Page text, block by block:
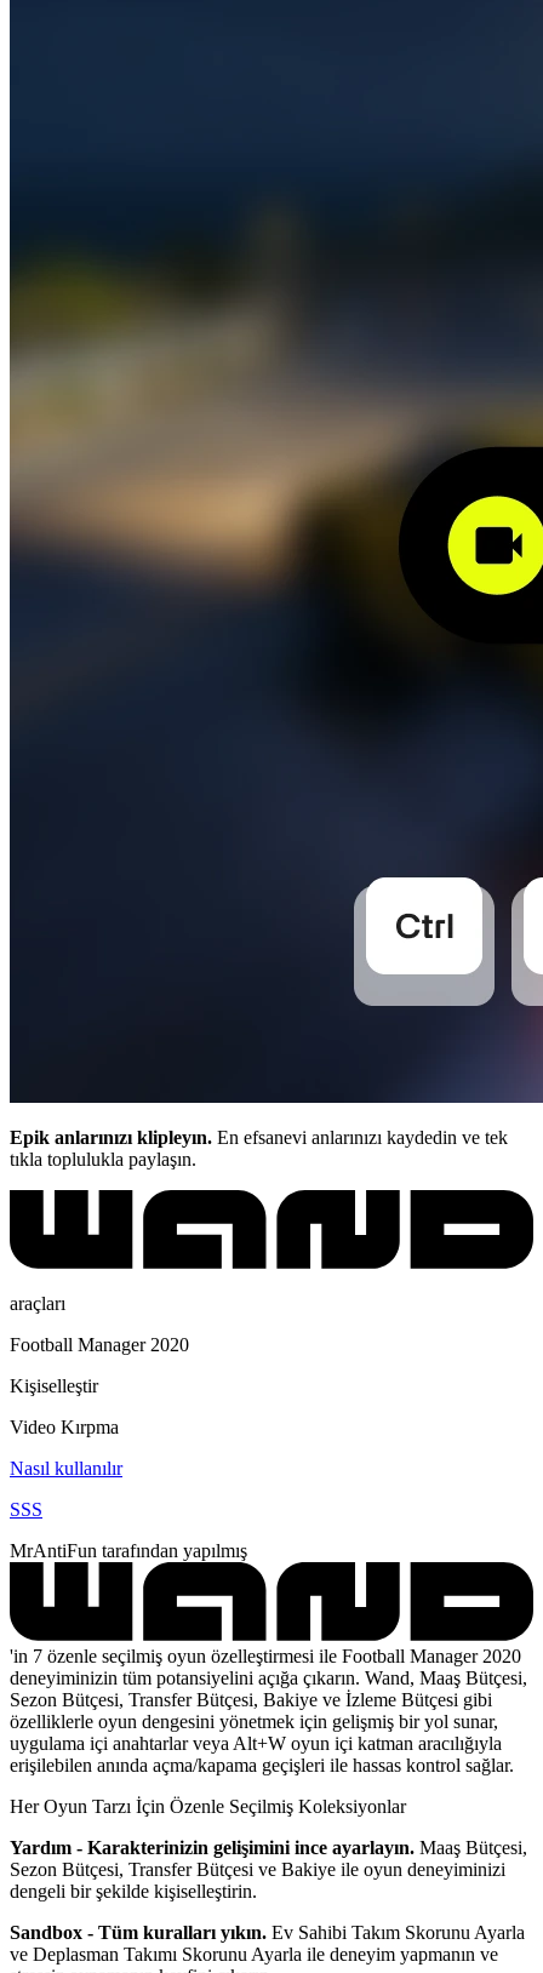
Epik anlarınızı klipleyın. En efsanevi anlarınızı kaydedin ve tek
tıkla toplulukla paylaşın.
araçları
Football Manager 2020
Kişiselleştir
Video Kırpma
Nasıl kullanılır
SSS
MrAntiFun tarafından yapılmış
'in 7 özenle seçilmiş oyun özelleştirmesi ile Football Manager 2020
deneyiminizin tüm potansiyelini açığa çıkarın. Wand, Maaş Bütçesi,
Sezon Bütçesi, Transfer Bütçesi, Bakiye ve İzleme Bütçesi gibi
özelliklerle oyun dengesini yönetmek için gelişmiş bir yol sunar,
uygulama içi anahtarlar veya Alt+W oyun içi katman aracılığıyla
erişilebilen anında açma/kapama geçişleri ile hassas kontrol sağlar.
Her Oyun Tarzı İçin Özenle Seçilmiş Koleksiyonlar
Yardım - Karakterinizin gelişimini ince ayarlayın. Maaş Bütçesi,
Sezon Bütçesi, Transfer Bütçesi ve Bakiye ile oyun deneyiminizi
dengeli bir şekilde kişiselleştirin.
Sandbox - Tüm kuralları yıkın. Ev Sahibi Takım Skorunu Ayarla
ve Deplasman Takımı Skorunu Ayarla ile deneyim yapmanın ve